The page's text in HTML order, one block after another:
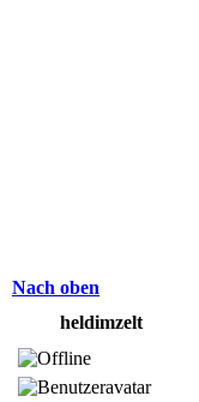
Nach oben
heldimzelt